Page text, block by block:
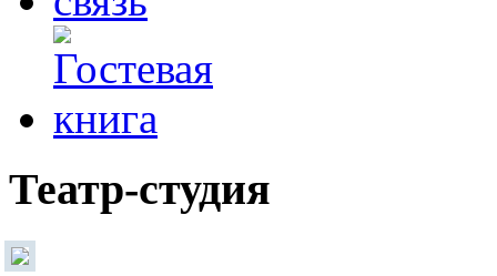
Театр-студия